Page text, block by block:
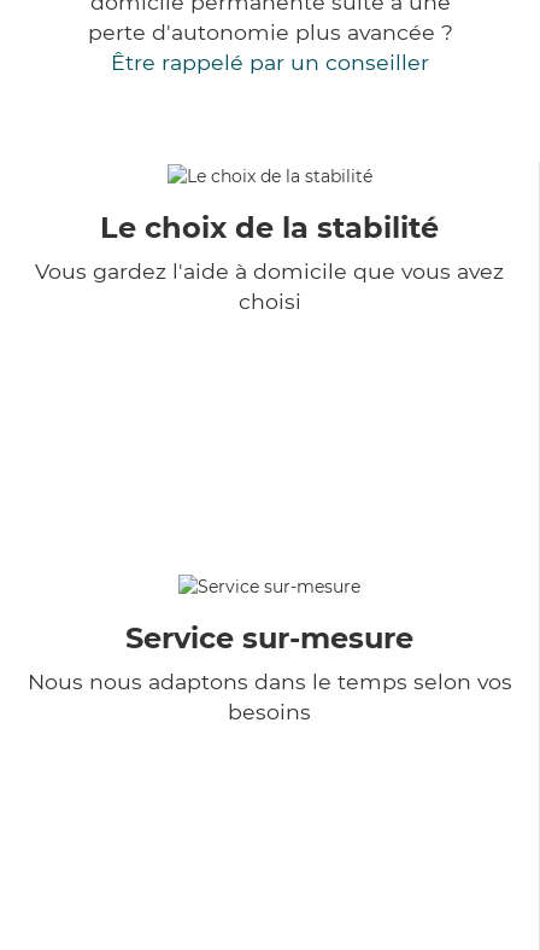
perte d'autonomie plus avancée ?
Être rappelé par un conseiller
Le choix de la stabilité
Vous gardez l'aide à domicile que vous avez
choisi
Service sur-mesure
Nous nous adaptons dans le temps selon vos
besoins